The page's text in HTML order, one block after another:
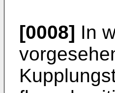
[0008] In